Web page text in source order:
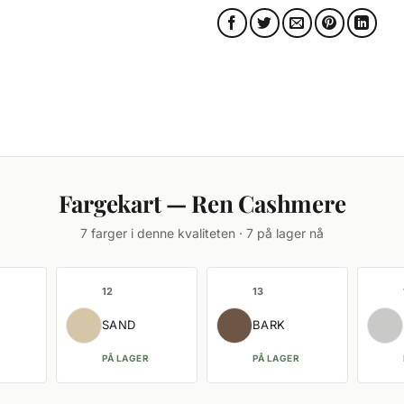
Fargekart — Ren Cashmere
7 farger i denne kvaliteten · 7 på lager nå
12
SAND
PÅ LAGER
13
BARK
PÅ LAGER